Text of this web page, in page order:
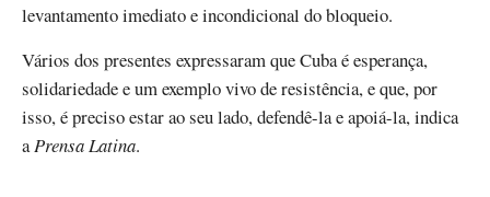
levantamento imediato e incondicional do bloqueio.
Vários dos presentes expressaram que Cuba é esperança,
solidariedade e um exemplo vivo de resistência, e que, por
isso, é preciso estar ao seu lado, defendê-la e apoiá-la, indica
aPrensa Latina.